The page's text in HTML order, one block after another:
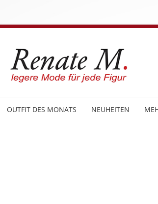
OUTFIT DES MONATS NEUHEITEN